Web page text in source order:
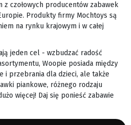
z czołowych producentów zabawek
Produkty firmy Mochtoys są
na rynku krajowym i w całej
jeden cel - wzbudzać radość
Woopie posiada między
i przebrania dla dzieci, ale także
piankowe, różnego rodzaju
więcej! Daj się ponieść zabawie